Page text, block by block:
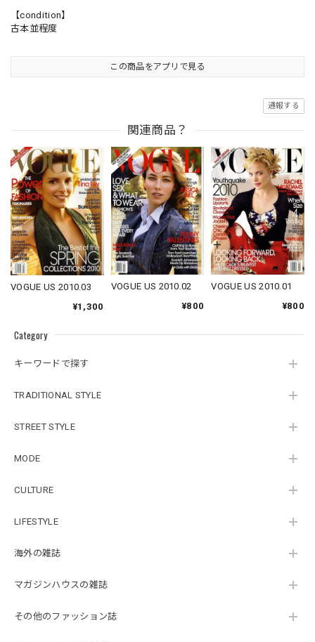
Category
キーワードで探す
TRADITIONAL STYLE
STREET STYLE
MODE
CULTURE
LIFESTYLE
海外の雑誌
マガジンハウスの雑誌
その他のファッション誌
【condition】
古本並程度
この商品をアプリで見る
通報する
関連商品？
VOGUE US 2010.03
¥1,300
VOGUE US 2010.02
¥800
VOGUE US 2010.01
¥800